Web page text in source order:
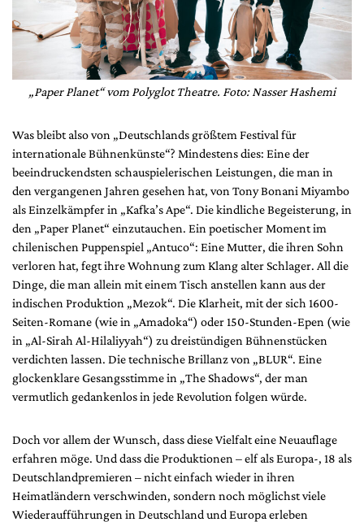
„Paper Planet“ vom Polyglot Theatre. Foto: Nasser Hashemi
Was bleibt also von „Deutschlands größtem Festival für
internationale Bühnenkünste“? Mindestens dies: Eine der
beeindruckendsten schauspielerischen Leistungen, die man in
den vergangenen Jahren gesehen hat, von Tony Bonani Miyambo
als Einzelkämpfer in „Kafka’s Ape“. Die kindliche Begeisterung, in
den „Paper Planet“ einzutauchen. Ein poetischer Moment im
chilenischen Puppenspiel „Antuco“: Eine Mutter, die ihren Sohn
verloren hat, fegt ihre Wohnung zum Klang alter Schlager. All die
Dinge, die man allein mit einem Tisch anstellen kann aus der
indischen Produktion „Mezok“. Die Klarheit, mit der sich 1600-
Seiten-Romane (wie in „Amadoka“) oder 150-Stunden-Epen (wie
in „Al-Sirah Al-Hilaliyyah“) zu dreistündigen Bühnenstücken
verdichten lassen. Die technische Brillanz von „BLUR“. Eine
glockenklare Gesangsstimme in „The Shadows“, der man
vermutlich gedankenlos in jede Revolution folgen würde.
Doch vor allem der Wunsch, dass diese Vielfalt eine Neuauflage
erfahren möge. Und dass die Produktionen – elf als Europa-, 18 als
Deutschlandpremieren – nicht einfach wieder in ihren
Heimatländern verschwinden, sondern noch möglichst viele
Wiederaufführungen in Deutschland und Europa erleben